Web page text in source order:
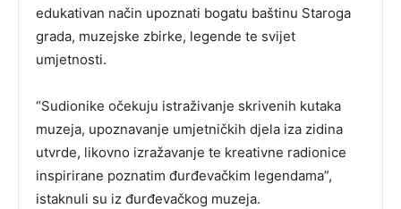
edukativan način upoznati bogatu baštinu Staroga
grada, muzejske zbirke, legende te svijet
umjetnosti.
“Sudionike očekuju istraživanje skrivenih kutaka
muzeja, upoznavanje umjetničkih djela iza zidina
utvrde, likovno izražavanje te kreativne radionice
inspirirane poznatim đurđevačkim legendama”,
istaknuli su iz đurđevačkog muzeja.